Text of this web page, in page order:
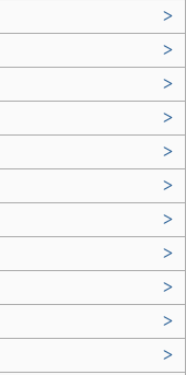
>
>
>
>
>
>
>
>
>
>
>